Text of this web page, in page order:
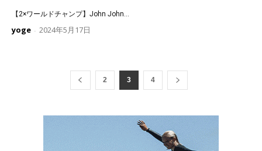
【2×ワールドチャンプ】John John...
yoge - 2024年5月17日
2 3 4